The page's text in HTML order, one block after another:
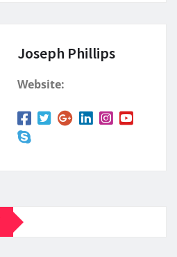
Joseph Phillips
Website: